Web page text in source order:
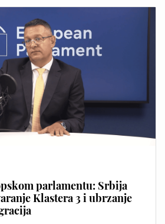
parlamentu: Srbija
Klastera 3 i ubrzanje